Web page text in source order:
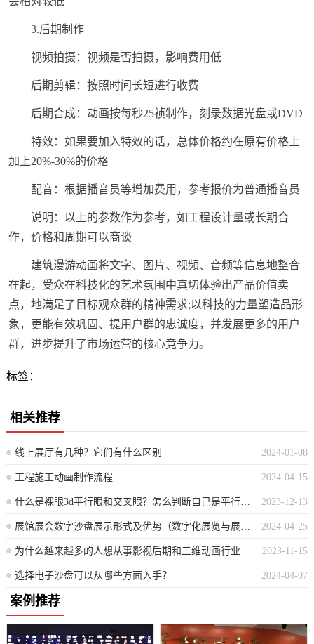
3.后期制作
视频拍摄：视频是否拍摄，影响费用低
后期剪辑：按照时间长短进行收费
后期合成：动画按每秒25祯制作，刻录数据光盘或DVD
特效：如果要加入特效的话，总体价格约在原有价格上
加上20%-30%的价格
配音：根据播音员等增加费用，参考报价为普通播音员
说明：以上的参数作为参考，如工程设计量或长期合
作，价格和周期可以商谈
建筑漫游动画将文字、图片、视频、音频等信息地整合
在起，受众在科技化的艺术氛围中真切体验出产品价值卖
点，地满足了目标观众群的精神需求;以科技的力量塑造品形
象，更能有效巩固、提用户群的忠诚度，并发展更多的用户
群，进步提升了市场运营的核心竞争力。
标签：
相关推荐
2024-01-08
线上展厅有几种？它们有什么区别
2024-04-15
工程施工动画制作流程
2023-12-13
什么是裸眼3d平行眼和交叉眼？怎么判断自己是平行眼还是交叉眼
2024-04-25
展馆展会数字沙盘展示形式及优势（数字化展览与展会的虚拟沙盘演示及其优点）
2023-11-15
为什么越来越多的人想从事影视后期和三维动画行业
2024-04-07
选择电子沙盘可以从哪些方面入手？
案例推荐